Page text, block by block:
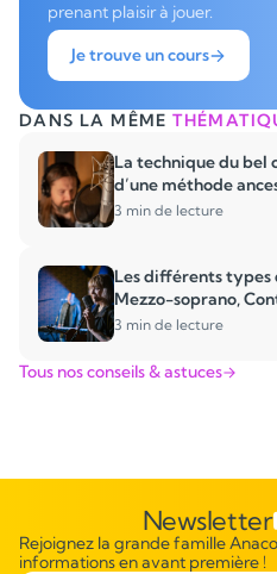
prenant plaisir à jouer.
Je trouve un cours
DANS LA MÊME
La technique du bel
d’une méthode
3 min de lecture
Les différents types
Mezzo-soprano,
3 min de lecture
Tous nos conseils & astuces
Newsletter
Rejoignez la grande famille
informations en avant première !